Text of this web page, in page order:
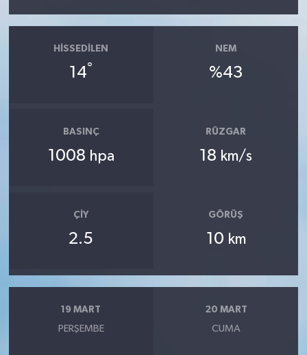
HISSEDILEN
14°
NEM
%43
BASINÇ
1008 hpa
RÜZGAR
18 km/s
ÇIY
2.5
GÖRÜŞ
10 km
19 MART
PERŞEMBE
20 MART
CUMA